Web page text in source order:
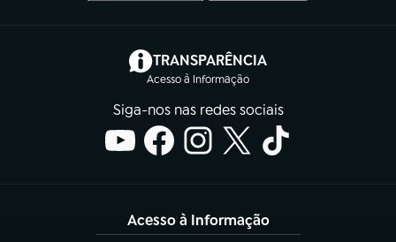
TRANSPARÊNCIA
Acesso à Informação
(abre em nova aba)
Siga-nos nas redes sociais
Acesso à Informação